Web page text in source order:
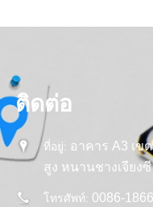
ติดต่อ
ที่อยู่: อาคาร A3 เ
สูง หนานชางเจียง
โทรศัพท์: 0086-